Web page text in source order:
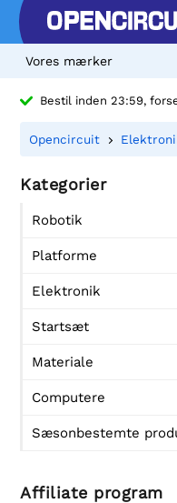
Vores mærker
Bestil inden 23:59,
Opencircuit
Kategorier
Robotik
Platforme
Elektronik
Startsæt
Materiale
Computere
Sæsonbestemte
Affiliate program